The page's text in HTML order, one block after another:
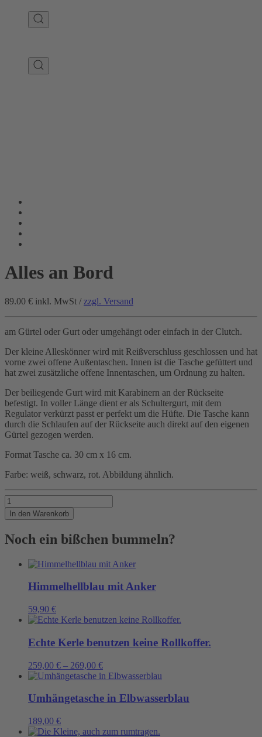
Alles an Bord
89.00 € inkl. MwSt / zzgl. Versand
am Gürtel oder Gurt oder umgehängt oder einfach in der Clutch.
Der kleine Alleskönner wird mit Reißverschluss geschlossen und hat
vorne zwei offene Außentaschen. Innen ist die Tasche gefüttert und
hat zwei zusätzliche offene Innentaschen, um Ordnung zu halten.
Der beiliegende Gurt wird mit Karabinern an der Rückseite
befestigt. In voller Länge dient er als Schultergurt, mit dem
Regulator verkürzt passt er perfekt um die Hüfte. Die Tasche kann
durch die Schlaufen auf der Rückseite auch direkt auf den eigenen
Gürtel gezogen werden.
Format Tasche ca. 30 cm x 16 cm.
Farbe: weiß, schwarz, rot. Abbildung ähnlich.
Alles
an
Bord
In den Warenkorb
Noch ein bißchen bummeln?
Himmelhellblau mit Anker
59,90 €
Echte Kerle benutzen keine Rollkoffer.
259,00 € – 269,00 €
Umhängetasche in Elbwasserblau
189,00 €